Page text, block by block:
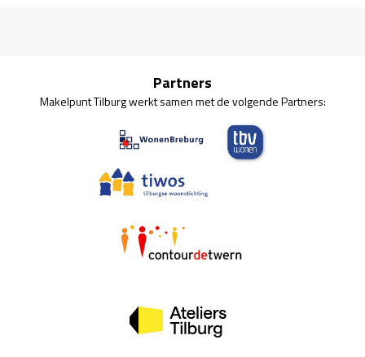
Partners
Makelpunt Tilburg werkt samen met de volgende Partners: